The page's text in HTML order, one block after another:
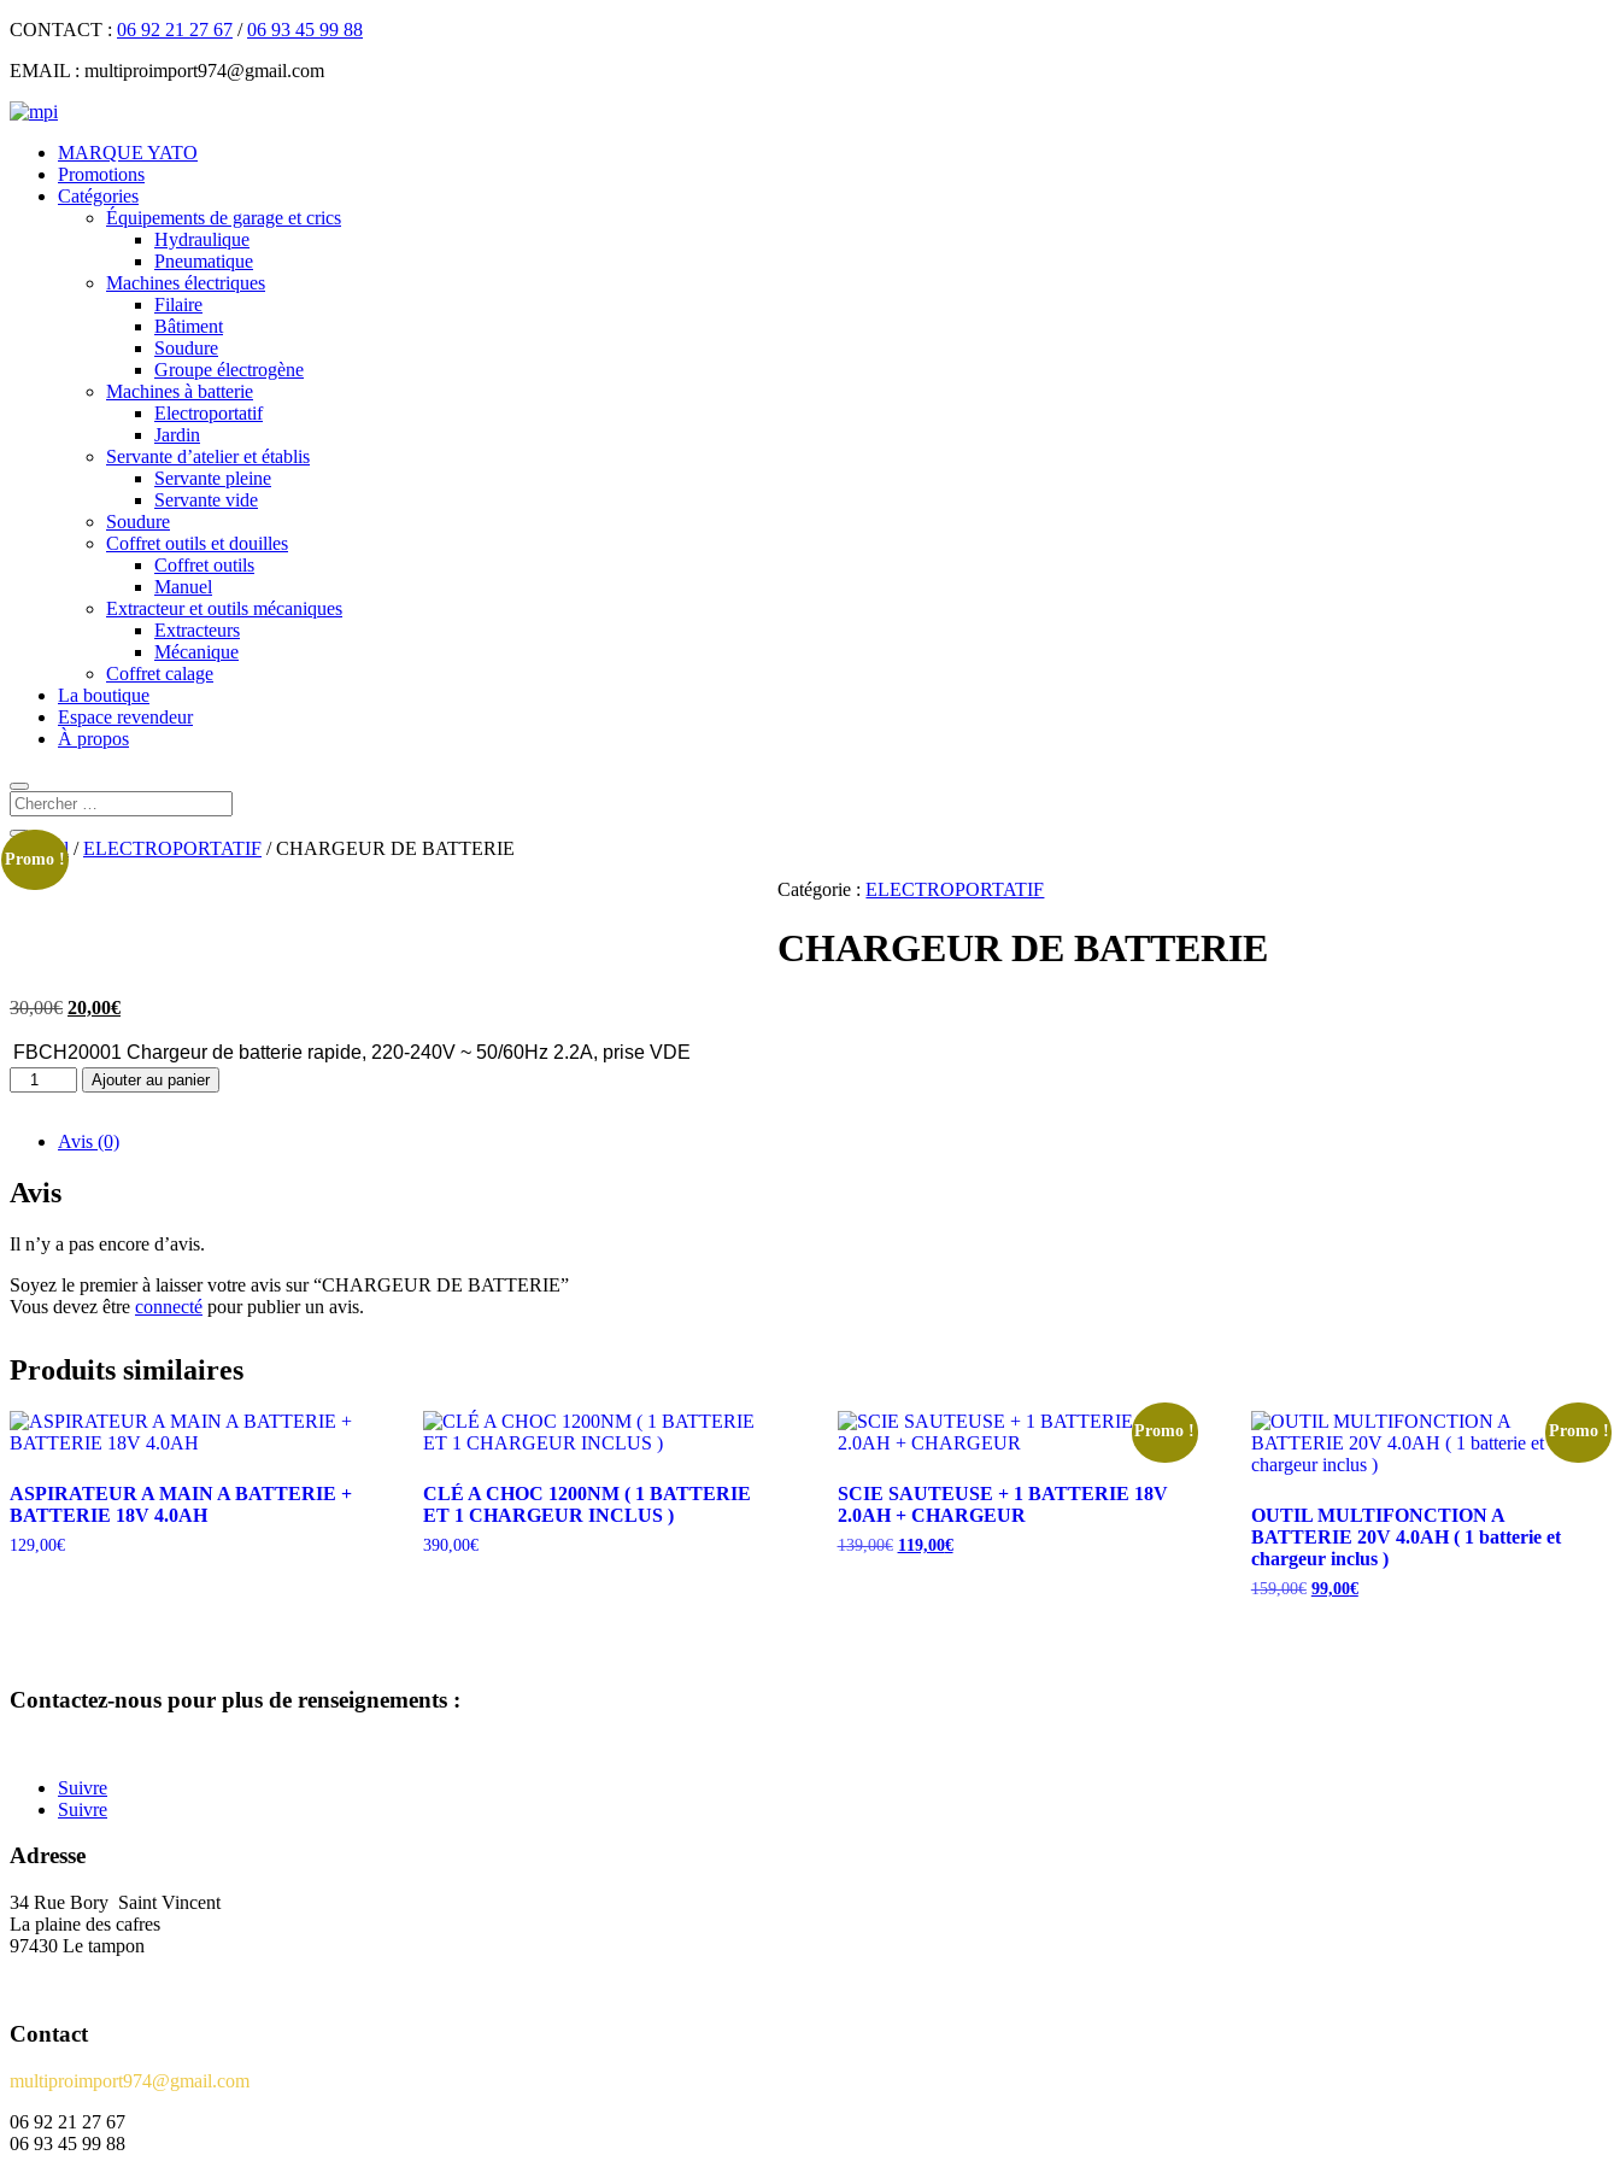
CONTACT : 06 92 21 27 67 /06 93 45 99 88
EMAIL : multiproimport974@gmail.com
MARQUE YATO
Promotions
Catégories
Équipements de garage et crics
Hydraulique
Pneumatique
Machines électriques
Filaire
Bâtiment
Soudure
Groupe électrogène
Machines à batterie
Electroportatif
Jardin
Servante d’atelier et établis
Servante pleine
Servante vide
Soudure
Coffret outils et douilles
Coffret outils
Manuel
Extracteur et outils mécaniques
Extracteurs
Mécanique
Coffret calage
La boutique
Espace revendeur
À propos
Accueil /ELECTROPORTATIF / CHARGEUR DE BATTERIE
Promo !
Catégorie :ELECTROPORTATIF
CHARGEUR DE BATTERIE
30,00€ Le
initial
était :
30,00€.
20,00€Le
actuel
est :
20,00€.
FBCH20001 Chargeur de batterie rapide, 220-240V ~ 50/60Hz 2.2A, prise VDE
quantité
de
Ajouter au panier
Avis (0)
Avis
Il n’y a pas encore d’avis.
Soyez le premier à laisser votre avis sur “CHARGEUR DE BATTERIE”
Vous devez être connecté pour publier un avis.
Produits similaires
ASPIRATEUR A MAIN A BATTERIE +
BATTERIE 18V 4.0AH
129,00€
CLÉ A CHOC 1200NM ( 1 BATTERIE
ET 1 CHARGEUR INCLUS )
390,00€
Promo !
SCIE SAUTEUSE + 1 BATTERIE 18V
2.0AH + CHARGEUR
139,00€ Le
119,00€Le
Promo !
OUTIL MULTIFONCTION A
BATTERIE 20V 4.0AH ( 1 batterie et
chargeur inclus )
159,00€ Le
99,00€Le
Contactez-nous pour plus de renseignements :
Suivre
Suivre
Adresse
34 Rue Bory Saint Vincent
La plaine des cafres
97430 Le tampon
Contact
multiproimport974@gmail.com
06 92 21 27 67
06 93 45 99 88